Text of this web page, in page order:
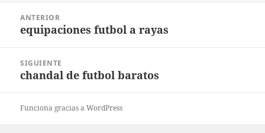
entradas
ANTERIOR
Entrada
equipaciones futbol a rayas
SIGUIENTE
Entrada
chandal de futbol baratos
Funciona gracias a WordPress